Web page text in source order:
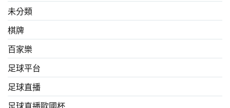
未分類
棋牌
百家樂
足球平台
足球直播
足球直播歐國杯